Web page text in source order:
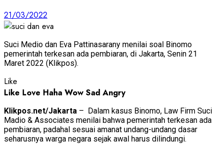
21/03/2022
Suci Medio dan Eva Pattinasarany menilai soal Binomo
pemerintah terkesan ada pembiaran, di Jakarta, Senin 21
Maret 2022 (Klikpos).
Like
Like Love Haha Wow Sad Angry
Klikpos.net/Jakarta – Dalam kasus Binomo, Law Firm Suci
Madio & Associates menilai bahwa pemerintah terkesan ada
pembiaran, padahal sesuai amanat undang-undang dasar
seharusnya warga negara sejak awal harus dilindungi.